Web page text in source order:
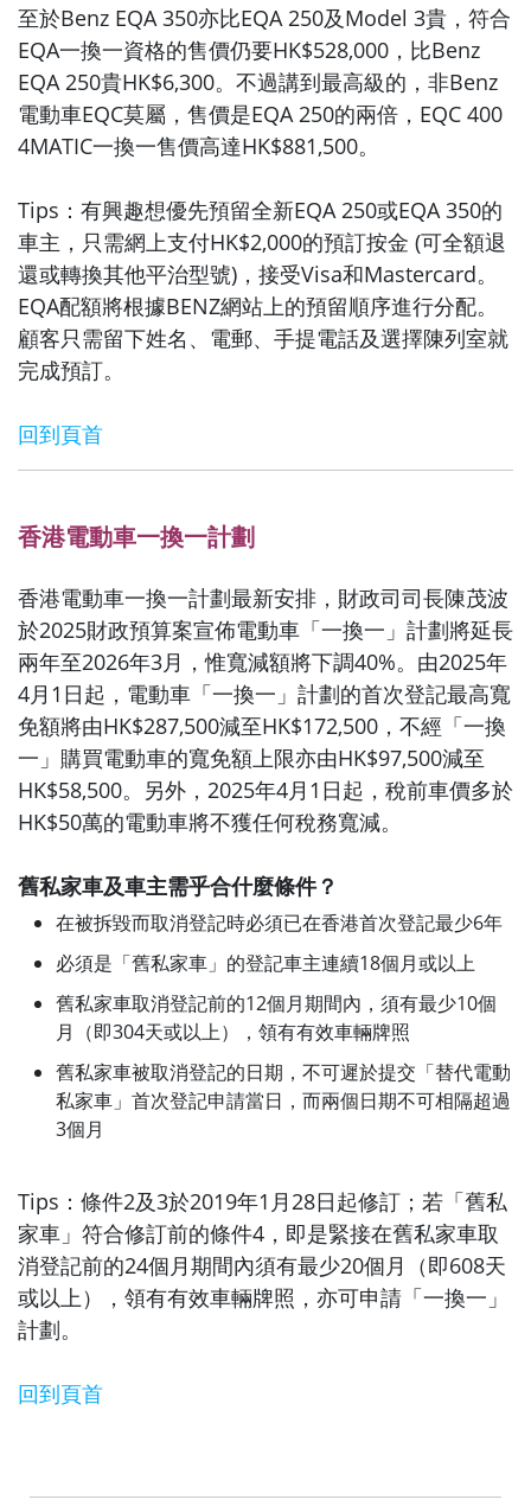
至於Benz EQA 350亦比EQA 250及Model 3貴，符合
EQA一換一資格的售價仍要HK$528,000，比Benz
EQA 250貴HK$6,300。不過講到最高級的，非Benz
電動車EQC莫屬，售價是EQA 250的兩倍，EQC 400
4MATIC一換一售價高達HK$881,500。
Tips：有興趣想優先預留全新EQA 250或EQA 350的
車主，只需網上支付HK$2,000的預訂按金 (可全額退
還或轉換其他平治型號)，接受Visa和Mastercard。
EQA配額將根據BENZ網站上的預留順序進行分配。
顧客只需留下姓名、電郵、手提電話及選擇陳列室就
完成預訂。
回到頁首
香港電動車一換一計劃
香港電動車一換一計劃最新安排， 財政司司長陳茂波
於2025財政預算案宣佈電動車「一換一」計劃將延長
兩年至2026年3月，惟寬減額將下調40%。由2025年
4月1日起，電動車「一換一」計劃的首次登記最高寬
免額將由HK$287,500減至HK$172,500，不經「一換
一」購買電動車的寬免額上限亦由HK$97,500減至
HK$58,500。另外，2025年4月1日起，稅前車價多於
HK$50萬的電動車將不獲任何稅務寬減。
舊私家車及車主需乎合什麼條件？
在被拆毀而取消登記時必須已在香港首次登記最少6年
必須是「舊私家車」的登記車主連續18個月或以上
舊私家車取消登記前的12個月期間內，須有最少10個
月（即304天或以上），領有有效車輛牌照
舊私家車被取消登記的日期，不可遲於提交「替代電動
私家車」首次登記申請當日，而兩個日期不可相隔超過
3個月
Tips：條件2及3於2019年1月28日起修訂；若「舊私
家車」符合修訂前的條件4，即是緊接在舊私家車取
消登記前的24個月期間內須有最少20個月（即608天
或以上），領有有效車輛牌照，亦可申請「一換一」
計劃。
回到頁首